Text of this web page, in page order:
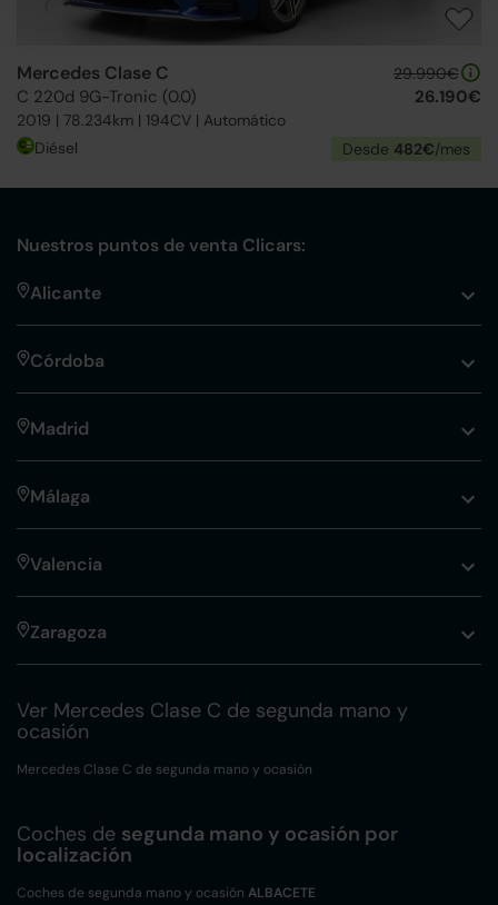
Mercedes Clase C
C 220d 9G-Tronic (0.0)
2019 | 78.234km | 194CV | Automático
29.990€
26.190€
Diésel Desde 482€/mes
Nuestros puntos de venta Clicars:
Alicante
Córdoba
Madrid
Málaga
Valencia
Zaragoza
Ver Mercedes Clase C de segunda mano y
ocasión
Mercedes Clase C de segunda mano y ocasión
Coches de segunda mano y ocasión por
localización
Coches de segunda mano y ocasión ALBACETE